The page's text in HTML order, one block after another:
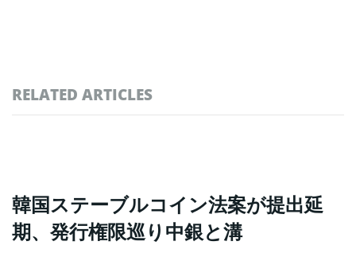
RELATED ARTICLES
韓国ステーブルコイン法案が提出延
期、発行権限巡り中銀と溝